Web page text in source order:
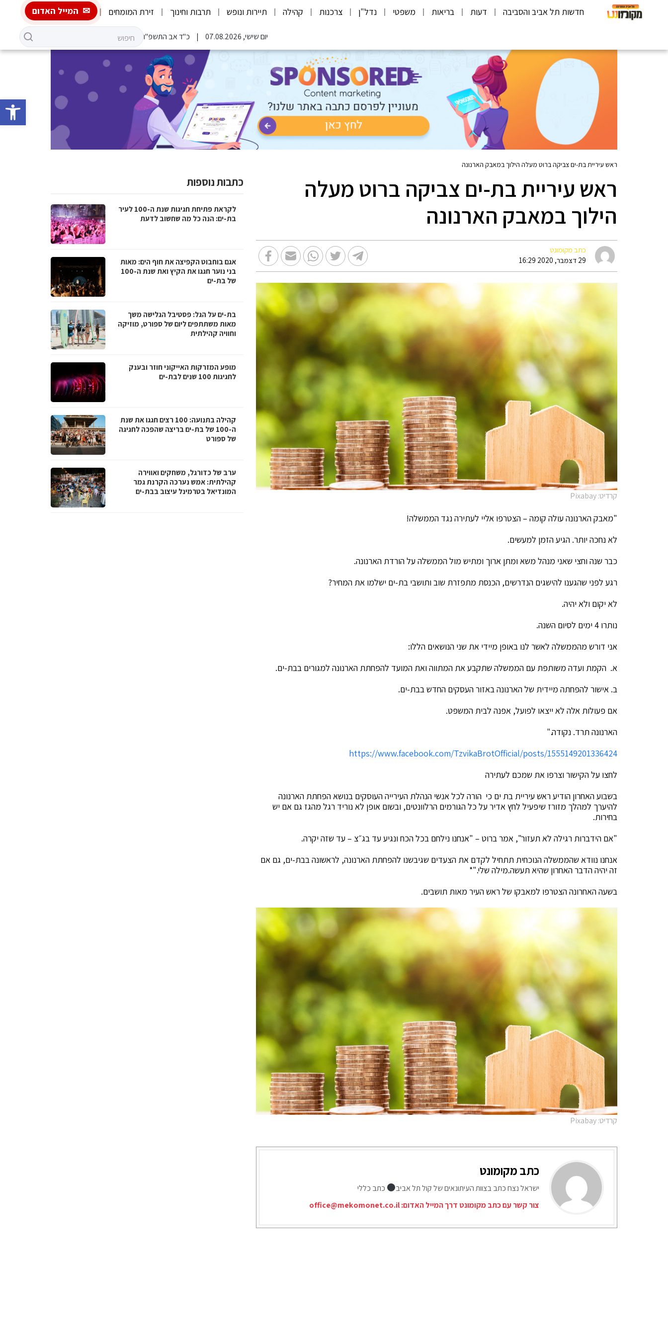
פתח
חדשות תל אביב והסביבה דעות בריאות משפטי נדל"ן צרכנות קהילה תיירות ונופש תרבות וחינוך זירת המומחים המייל האדום
יום שישי, 07.08.2026 כ"ד אב התשפ"ו
ראש עיריית בת-ים צביקה ברוט מעלה הילוך במאבק הארנונה
ראש עיריית בת-ים צביקה ברוט מעלה
הילוך במאבק הארנונה
כתב מקומונט
29 דצמבר, 2020 16:29
קרדיט: Pixabay
"מאבק הארנונה עולה קומה – הצטרפו אליי לעתירה נגד הממשלה!
לא נחכה יותר. הגיע הזמן למעשים.
כבר שנה וחצי שאני מנהל משא ומתן ארוך ומתיש מול הממשלה על הורדת הארנונה.
רגע לפני שהגענו להישגים הנדרשים, הכנסת מתפזרת שוב ותושבי בת-ים ישלמו את המחיר?
לא יקום ולא יהיה.
נותרו 4 ימים לסיום השנה.
אני דורש מהממשלה לאשר לנו באופן מיידי את שני הנושאים הללו:
א. הקמת ועדה משותפת עם הממשלה שתקבע את המתווה ואת המועד להפחתת הארנונה למגורים בבת-ים.
ב. אישור להפחתה מיידית של הארנונה באזור העסקים החדש בבת-ים.
אם פעולות אלה לא ייצאו לפועל, אפנה לבית המשפט.
הארנונה תרד. נקודה."
https://www.facebook.com/TzvikaBrotOfficial/posts/1555149201336424
לחצו על הקישור וצרפו את שמכם לעתירה
בשבוע האחרון הודיע ראש עיריית בת ים כי הורה לכל אנשי הנהלת העירייה העוסקים בנושא הפחתת הארנונה
להיערך למהלך מזורז שיפעיל לחץ אדיר על כל הגורמים הרלוונטים, ובשום אופן לא נוריד רגל מהגז גם אם יש
בחירות.
"אם הידברות רגילה לא תעזור", אמר ברוט – "אנחנו נילחם בכל הכח ונגיע עד בג״צ – עד שזה יקרה.
אנחנו נוודא שהממשלה הנוכחית תתחיל לקדם את הצעדים שגיבשנו להפחתת הארנונה, לראשונה בבת-ים, גם אם
זה יהיה הדבר האחרון שהיא תעשה.מילה שלי."*
בשעה האחרונה הצטרפו למאבקו של ראש העיר מאות תושבים.
קרדיט: Pixabay
כתב מקומונט
ישראל נצח כתב בצוות העיתונאים של קול תל אביב
כתב כללי
צור קשר עם כתב מקומונט דרך המייל האדום:office@mekomonet.co.il
כתבות נוספות
לקראת פתיחת חגיגות שנת ה-100 לעיר
בת-ים: הנה כל מה שחשוב לדעת
אגם בוחבוט הקפיצה את חוף הים: מאות
בני נוער חגגו את הקיץ ואת שנת ה-100
של בת-ים
בת-ים על הגל: פסטיבל הגלישה משך
מאות משתתפים ליום של ספורט, מוזיקה
וחוויה קהילתית
מופע המזרקות האייקוני חוזר ובענק
לחגיגות 100 שנים לבת-ים
קהילה בתנועה: 100 רצים חגגו את שנת
ה-100 של בת-ים בריצה שהפכה לחגיגה
של ספורט
ערב של כדורגל, משחקים ואווירה
קהילתית: אמש נערכה הקרנת גמר
המונדיאל בטרמינל עיצוב בבת-ים